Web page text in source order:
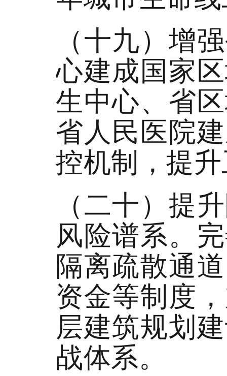
（十九）增
心建成国家
生中心、省
省人民医院
控机制，提
（二十）提
风险谱系。
隔离疏散通
资金等制度
层建筑规划
战体系。